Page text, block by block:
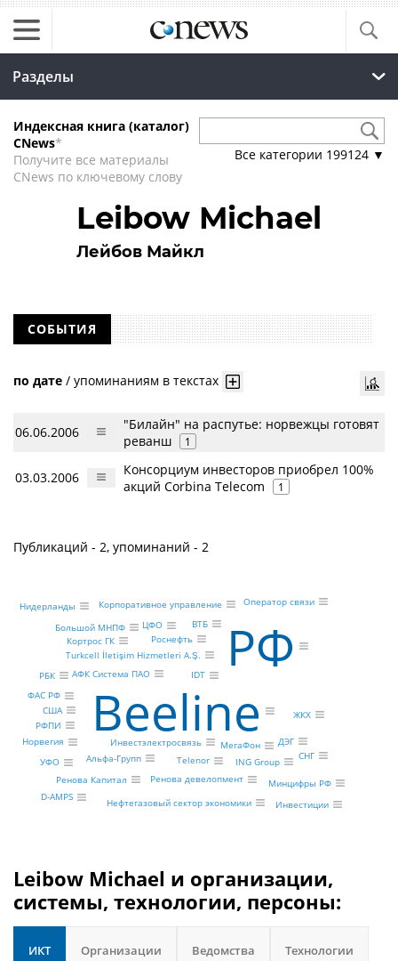
Разделы
Индексная книга (каталог)
CNews*
Получите все материалы
CNews по ключевому слову
Все категории 199124 ▼
Leibow Michael
Лейбов Майкл
СОБЫТИЯ
по дате / упоминаниям в текстах
06.06.2006
"Билайн" на распутье: норвежцы готовят
реванш
1
03.03.2006
Консорциум инвесторов приобрел 100%
акций Corbina Telecom
1
Публикаций - 2, упоминаний - 2
Beeline
РФ
IDT
Инвестэлектросвязь
Turkcell İletişim Hizmetleri A.Ş.
МегаФон
АФК Система ПАО
Альфа-Групп Telenor
Роснефть
Кортрос ГК
ING Group
Ренова Капитал
Ренова девелопмент
Большой МНПФ ВТБ
Минцифры РФ
ФАС РФ
РФПИ
D-AMPS
Оператор связи
Корпоративное управление
ДЭГ
США
ЦФО
Норвегия
УФО
СНГ
Нидерланды
Нефтегазовый сектор экономики Инвестиции
ЖКХ
РБК
Leibow Michael и организации,
системы, технологии, персоны:
ИКТ Организации Ведомства Технологии